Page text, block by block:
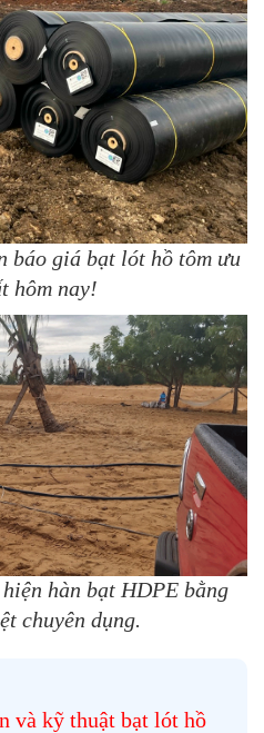
báo giá bạt lót hồ tôm ưu
hôm nay!
hàn bạt HDPE bằng
chuyên dụng.
và kỹ thuật bạt lót hồ